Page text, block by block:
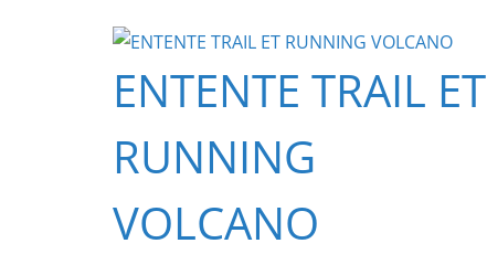
ENTENTE TRAIL ET
RUNNING
VOLCANO